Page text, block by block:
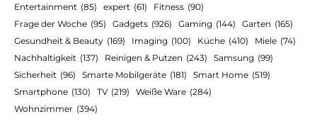
Entertainment (85) expert (61) Fitness (90)
Frage der Woche (95) Gadgets (926) Gaming (144) Garten (165)
Gesundheit & Beauty (169) Imaging (100) Küche (410) Miele (74)
Nachhaltigkeit (137) Reinigen & Putzen (243) Samsung (99)
Sicherheit (96) Smarte Mobilgeräte (181) Smart Home (519)
Smartphone (130) TV (219) Weiße Ware (284)
Wohnzimmer (394)